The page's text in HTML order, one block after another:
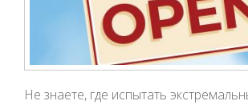
Не знаете, где испытать